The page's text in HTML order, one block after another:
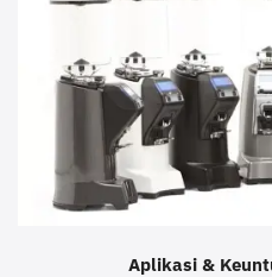
Aplikasi &